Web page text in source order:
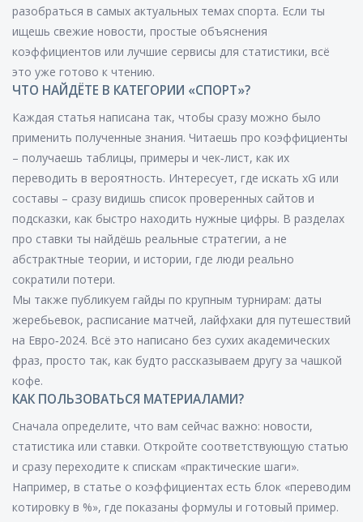
разобраться в самых актуальных темах спорта. Если ты
ищешь свежие новости, простые объяснения
коэффициентов или лучшие сервисы для статистики, всё
это уже готово к чтению.
ЧТО НАЙДЁТЕ В КАТЕГОРИИ «СПОРТ»?
Каждая статья написана так, чтобы сразу можно было
применить полученные знания. Читаешь про коэффициенты
– получаешь таблицы, примеры и чек‑лист, как их
переводить в вероятность. Интересует, где искать xG или
составы – сразу видишь список проверенных сайтов и
подсказки, как быстро находить нужные цифры. В разделах
про ставки ты найдёшь реальные стратегии, а не
абстрактные теории, и истории, где люди реально
сократили потери.
Мы также публикуем гайды по крупным турнирам: даты
жеребьевок, расписание матчей, лайфхаки для путешествий
на Евро‑2024. Всё это написано без сухих академических
фраз, просто так, как будто рассказываем другу за чашкой
кофе.
КАК ПОЛЬЗОВАТЬСЯ МАТЕРИАЛАМИ?
Сначала определите, что вам сейчас важно: новости,
статистика или ставки. Откройте соответствующую статью
и сразу переходите к спискам «практические шаги».
Например, в статье о коэффициентах есть блок «переводим
котировку в %», где показаны формулы и готовый пример.